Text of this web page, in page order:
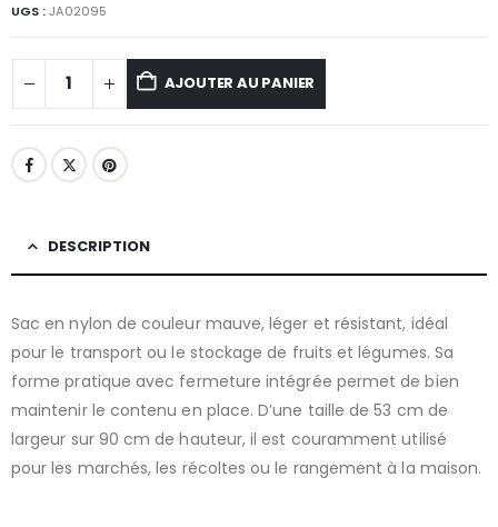
UGS :JA02095
AJOUTER AU PANIER
DESCRIPTION
Sac en nylon de couleur mauve, léger et résistant, idéal
pour le transport ou le stockage de fruits et légumes. Sa
forme pratique avec fermeture intégrée permet de bien
maintenir le contenu en place. D’une taille de 53 cm de
largeur sur 90 cm de hauteur, il est couramment utilisé
pour les marchés, les récoltes ou le rangement à la maison.